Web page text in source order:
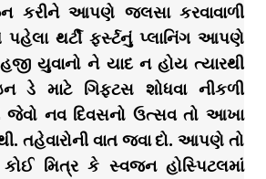
કરીને આપણે જલસા કરવાવાળી
થર્ટી ફર્સ્ટનું પ્લાનિંગ આપણે
યુવાનો ને યાદ ન હોય ત્યારથી
ડે માટે ગિફ્ટસ શોધવા નીકળી
જેવો નવ દિવસનો ઉત્સવ તો આખા
તહેવારોની વાત જવા દો. આપણે તો
કોઈ મિત્ર કે સ્વજન હોસ્પિટલમાં